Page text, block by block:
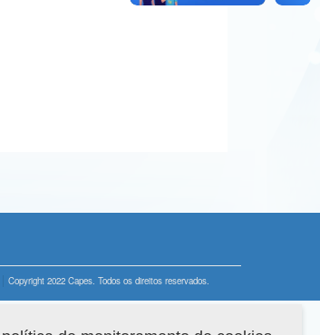
Copyright 2022 Capes. Todos os direitos reservados.